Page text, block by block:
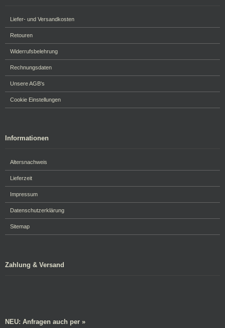
Liefer- und Versandkosten
Retouren
Widerrufsbelehrung
Rechnungsdaten
Unsere AGB's
Cookie Einstellungen
Informationen
Altersnachweis
Lieferzeit
Impressum
Datenschutzerklärung
Sitemap
Zahlung & Versand
NEU: Anfragen auch per »